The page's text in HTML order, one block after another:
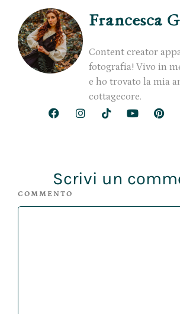
Francesca
Content creator
fotografia! Vivo in
e ho trovato la mia
cottagecore.
Scrivi un
COMMENTO